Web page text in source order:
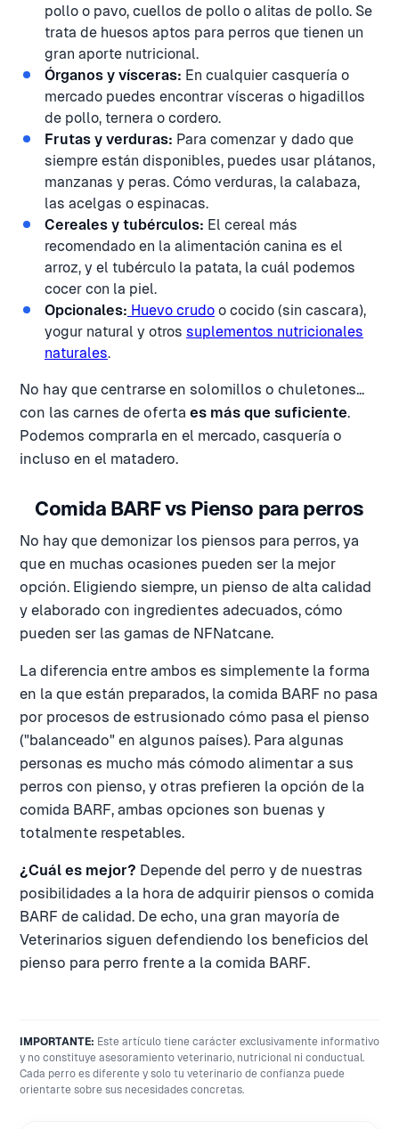
pollo o pavo, cuellos de pollo o alitas de pollo. Se
trata de huesos aptos para perros que tienen un
gran aporte nutricional.
Órganos y vísceras: En cualquier casquería o
mercado puedes encontrar vísceras o higadillos
de pollo, ternera o cordero.
Frutas y verduras: Para comenzar y dado que
siempre están disponibles, puedes usar plátanos,
manzanas y peras. Cómo verduras, la calabaza,
las acelgas o espinacas.
Cereales y tubérculos: El cereal más
recomendado en la alimentación canina es el
arroz, y el tubérculo la patata, la cuál podemos
cocer con la piel.
Opcionales: Huevo crudo o cocido (sin cascara),
yogur natural y otros suplementos nutricionales
naturales.
No hay que centrarse en solomillos o chuletones...
con las carnes de oferta es más que suficiente.
Podemos comprarla en el mercado, casquería o
incluso en el matadero.
Comida BARF vs Pienso para perros
No hay que demonizar los piensos para perros, ya
que en muchas ocasiones pueden ser la mejor
opción. Eligiendo siempre, un pienso de alta calidad
y elaborado con ingredientes adecuados, cómo
pueden ser las gamas de NFNatcane.
La diferencia entre ambos es simplemente la forma
en la que están preparados, la comida BARF no pasa
por procesos de estrusionado cómo pasa el pienso
("balanceado" en algunos países). Para algunas
personas es mucho más cómodo alimentar a sus
perros con pienso, y otras prefieren la opción de la
comida BARF, ambas opciones son buenas y
totalmente respetables.
¿Cuál es mejor? Depende del perro y de nuestras
posibilidades a la hora de adquirir piensos o comida
BARF de calidad. De echo, una gran mayoría de
Veterinarios siguen defendiendo los beneficios del
pienso para perro frente a la comida BARF.
IMPORTANTE: Este artículo tiene carácter exclusivamente informativo
y no constituye asesoramiento veterinario, nutricional ni conductual.
Cada perro es diferente y solo tu veterinario de confianza puede
orientarte sobre sus necesidades concretas.